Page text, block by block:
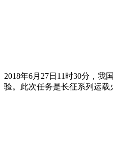
2018年6月27日11时30分，
验。此次任务是长征系列运载